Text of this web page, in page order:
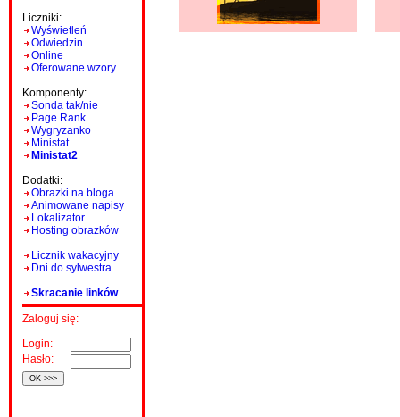
Liczniki:
Wyświetleń
Odwiedzin
Online
Oferowane wzory
Komponenty:
Sonda tak/nie
Page Rank
Wygryzanko
Ministat
Ministat2
Dodatki:
Obrazki na bloga
Animowane napisy
Lokalizator
Hosting obrazków
Licznik wakacyjny
Dni do sylwestra
Skracanie linków
Zaloguj się:
Login:
Hasło: